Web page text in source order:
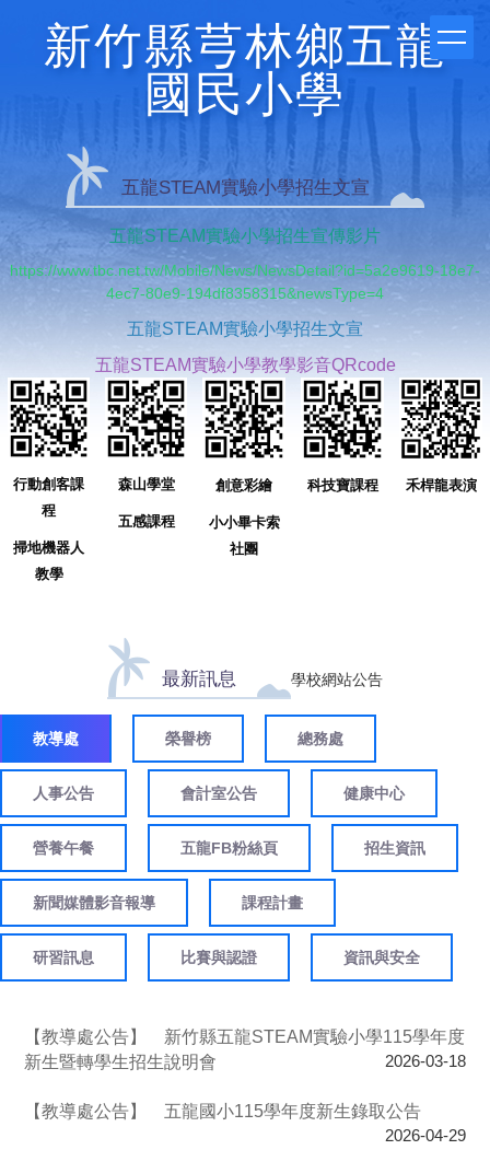
新竹縣芎林鄉五龍
國民小學
五龍STEAM實驗小學招生文宣
五龍STEAM實驗小學招生宣傳影片
https://www.tbc.net.tw/Mobile/News/NewsDetail?id=5a2e9619-18e7-
4ec7-80e9-194df8358315&newsType=4
五龍STEAM實驗小學招生文宣
五龍STEAM實驗小學教學影音QRcode
行動創客課
程
掃地機器人
教學
森山學堂
五感課程
創意彩繪
小小畢卡索
社團
科技寶課程 禾桿龍表演
最新訊息 學校網站公告
教導處 榮譽榜 總務處
人事公告 會計室公告 健康中心
營養午餐 五龍FB粉絲頁 招生資訊
新聞媒體影音報導 課程計畫
研習訊息 比賽與認證 資訊與安全
【教導處公告】
新竹縣五龍STEAM實驗小學115學年度
新生暨轉學生招生說明會
2026-03-18
【教導處公告】 五龍國小115學年度新生錄取公告
2026-04-29